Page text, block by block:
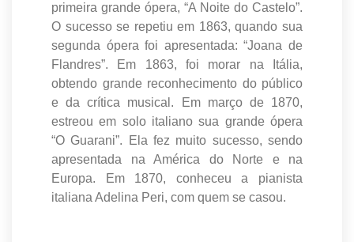
primeira grande ópera, “A Noite do Castelo”.
O sucesso se repetiu em 1863, quando sua
segunda ópera foi apresentada: “Joana de
Flandres”. Em 1863, foi morar na Itália,
obtendo grande reconhecimento do público
e da crítica musical. Em março de 1870,
estreou em solo italiano sua grande ópera
“O Guarani”. Ela fez muito sucesso, sendo
apresentada na América do Norte e na
Europa. Em 1870, conheceu a pianista
italiana Adelina Peri, com quem se casou.